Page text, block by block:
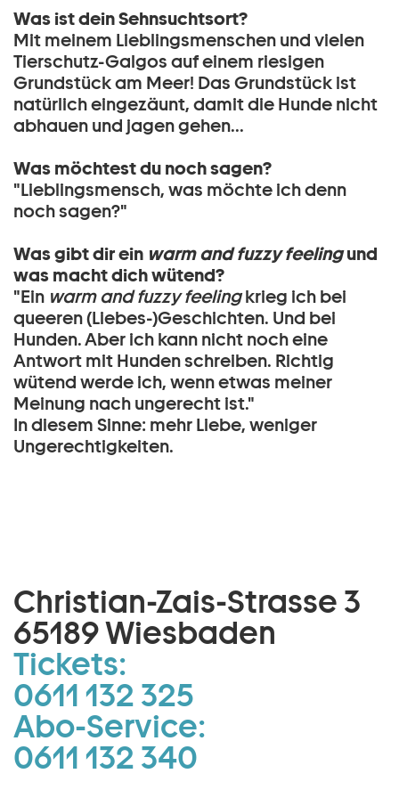
Was ist dein Sehnsuchtsort?
Mit meinem Lieblingsmenschen und vielen
Tierschutz-Galgos auf einem riesigen
Grundstück am Meer! Das Grundstück ist
natürlich eingezäunt, damit die Hunde nicht
abhauen und jagen gehen...
Was möchtest du noch sagen?
"Lieblingsmensch, was möchte ich denn
noch sagen?"
Was gibt dir ein warm and fuzzy feelingund
was macht dich wütend?
"Ein warm and fuzzy feelingkrieg ich bei
queeren (Liebes-)Geschichten. Und bei
Hunden. Aber ich kann nicht noch eine
Antwort mit Hunden schreiben. Richtig
wütend werde ich, wenn etwas meiner
Meinung nach ungerecht ist."
In diesem Sinne: mehr Liebe, weniger
Ungerechtigkeiten.
Christian-Zais-Strasse 3
65189 Wiesbaden
Tickets:
0611 132 325
Abo-Service:
0611 132 340